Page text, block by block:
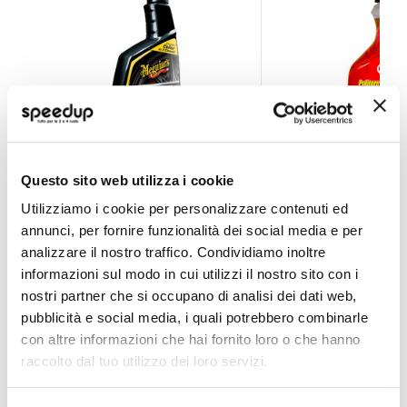
Questo sito web utilizza i cookie
Utilizziamo i cookie per personalizzare contenuti ed
annunci, per fornire funzionalità dei social media e per
analizzare il nostro traffico. Condividiamo inoltre
informazioni sul modo in cui utilizzi il nostro sito con i
nostri partner che si occupano di analisi dei dati web,
pubblicità e social media, i quali potrebbero combinarle
con altre informazioni che hai fornito loro o che hanno
raccolto dal tuo utilizzo dei loro servizi.
Pulitore Cerchi Ultimate All Wheel Cleaner - MEGUIARS
MEGUIARS
709ml
Prezzo
speciale
20,75 € -16%
CONSEGNA IN 48H
MA-FRA
500ml
Prezzo
speciale
6,90 € -30%
CONSEGNA IN 48H